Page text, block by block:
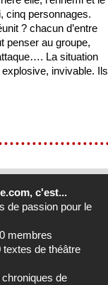
cinq personnages.
? chacun d’entre
penser au groupe,
La situation
invivable. Ils
c'est...
de passion pour le
membres
textes de théâtre
de